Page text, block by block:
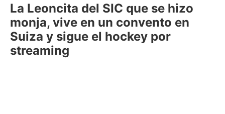
La Leoncita del SIC que se hizo
monja, vive en un convento en
Suiza y sigue el hockey por
streaming